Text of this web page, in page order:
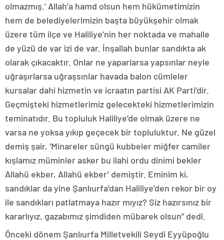
olmazmış.’ Allah’a hamd olsun hem hükümetimizin
hem de belediyelerimizin başta büyükşehir olmak
üzere tüm ilçe ve Haliliye’nin her noktada ve mahalle
de yüzü de var izi de var. İnşallah bunlar sandıkta ak
olarak çıkacaktır. Onlar ne yaparlarsa yapsınlar neyle
uğraşırlarsa uğraşsınlar havada balon cümleler
kursalar dahi hizmetin ve icraatın partisi AK Parti’dir.
Geçmişteki hizmetlerimiz gelecekteki hizmetlerimizin
teminatıdır. Bu topluluk Haliliye’de olmak üzere ne
varsa ne yoksa yıkıp geçecek bir topluluktur. Ne güzel
demiş şair, ‘Minareler süngü kubbeler miğfer camiler
kışlamız müminler asker bu ilahi ordu dinimi bekler
Allahü ekber, Allahü ekber’ demiştir. Eminim ki,
sandıklar da yine Şanlıurfa’dan Haliliye’den rekor bir oy
ile sandıkları patlatmaya hazır mıyız? Siz hazırsınız bir
kararlıyız, gazabımız şimdiden mübarek olsun” dedi.
Önceki dönem Şanlıurfa Milletvekili Seydi Eyyüpoğlu